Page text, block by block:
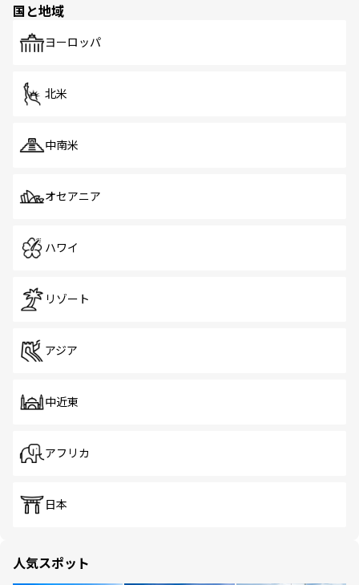
で、ホーカーズは地元の風情を楽しめる外せないスポット
国と地域
ヨーロッパ
北米
中南米
オセアニア
ハワイ
リゾート
アジア
中近東
アフリカ
日本
人気スポット